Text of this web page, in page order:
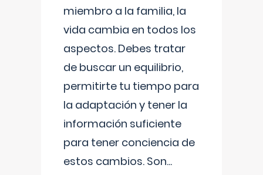
miembro a la familia, la
vida cambia en todos los
aspectos. Debes tratar
de buscar un equilibrio,
permitirte tu tiempo para
la adaptación y tener la
información suficiente
para tener conciencia de
estos cambios. Son...